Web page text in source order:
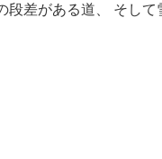
差がある道、 そし